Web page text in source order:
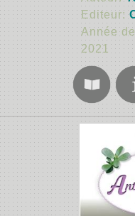
Editeur:
Année
2021